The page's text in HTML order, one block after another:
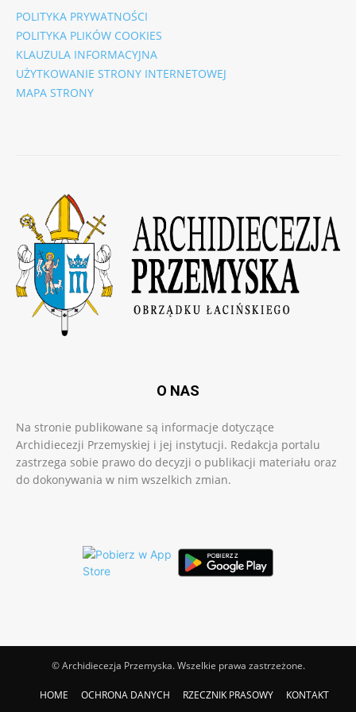
POLITYKA PRYWATNOŚCI
POLITYKA PLIKÓW COOKIES
KLAUZULA INFORMACYJNA
UŻYTKOWANIE STRONY INTERNETOWEJ
MAPA STRONY
O NAS
Na stronie publikowane są informacje dotyczące
Archidiecezji Przemyskiej i jej instytucji. Redakcja portalu
zastrzega sobie prawo do decyzji o publikacji materiału oraz
do dokonywania w nim wszelkich zmian.
© Archidiecezja Przemyska. Wszelkie prawa zastrzeżone.
HOME OCHRONA DANYCH RZECZNIK PRASOWY KONTAKT